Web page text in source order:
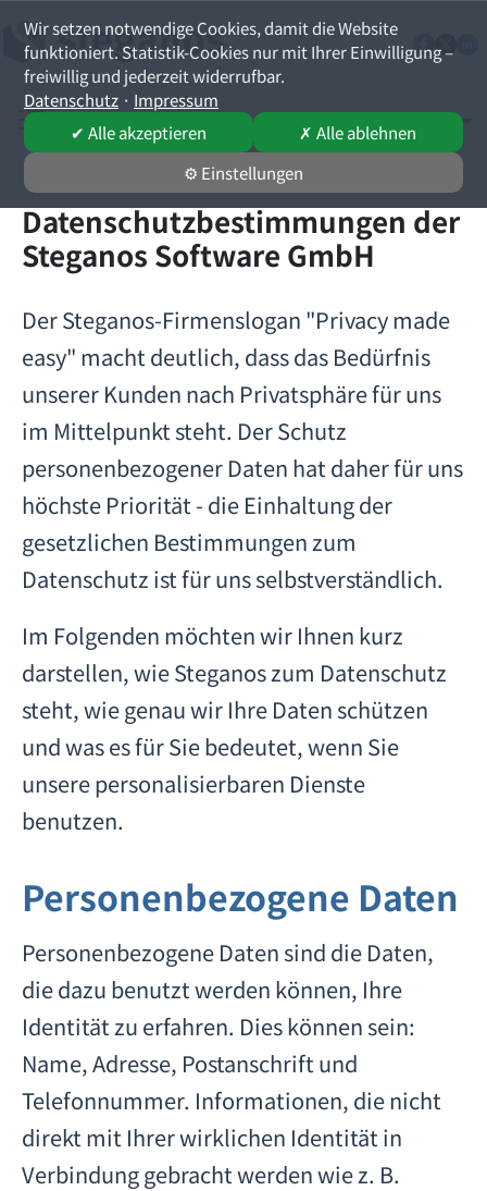
SpracheDeutsch
Datenschutzbestimmungen der
Steganos Software GmbH
Der Steganos-Firmenslogan "Privacy made
easy" macht deutlich, dass das Bedürfnis
unserer Kunden nach Privatsphäre für uns
im Mittelpunkt steht. Der Schutz
personenbezogener Daten hat daher für uns
höchste Priorität - die Einhaltung der
gesetzlichen Bestimmungen zum
Datenschutz ist für uns selbstverständlich.
Im Folgenden möchten wir Ihnen kurz
darstellen, wie Steganos zum Datenschutz
steht, wie genau wir Ihre Daten schützen
und was es für Sie bedeutet, wenn Sie
unsere personalisierbaren Dienste
benutzen.
Personenbezogene Daten
Personenbezogene Daten sind die Daten,
die dazu benutzt werden können, Ihre
Identität zu erfahren. Dies können sein:
Name, Adresse, Postanschrift und
Telefonnummer. Informationen, die nicht
direkt mit Ihrer wirklichen Identität in
Verbindung gebracht werden wie z. B.
Wir setzen notwendige Cookies, damit die Website
funktioniert. Statistik-Cookies nur mit Ihrer Einwilligung –
freiwillig und jederzeit widerrufbar.
Datenschutz · Impressum
✔ Alle akzeptieren
✗ Alle ablehnen
⚙ Einstellungen